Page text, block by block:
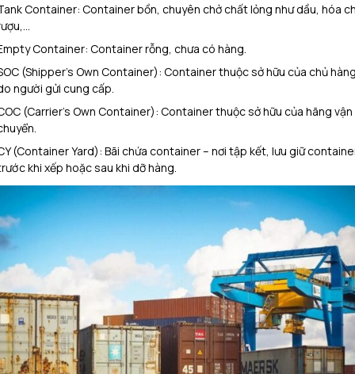
Container: Container bồn, chuyên chở chất lỏng như dầu, hóa
Container: Container rỗng, chưa có hàng.
(Shipper’s Own Container): Container thuộc sở hữu của chủ
người gửi cung cấp.
(Carrier’s Own Container): Container thuộc sở hữu của hãng vận
(Container Yard): Bãi chứa container – nơi tập kết, lưu giữ
khi xếp hoặc sau khi dỡ hàng.